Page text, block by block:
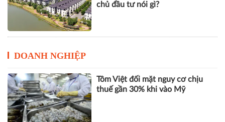
chủ đầu tư nói gì?
DOANH NGHIỆP
Tôm Việt đối mặt nguy cơ chịu
thuế gần 30% khi vào Mỹ